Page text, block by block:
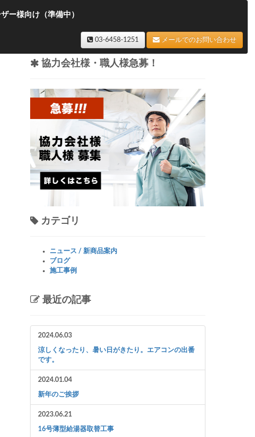
ー様向け（準備中）
03-6458-1251 メールでのお問い合わせ
協力会社様・職人様急募！
カテゴリ
ニュース / 新商品案内
ブログ
施工事例
最近の記事
2024.06.03
涼しくなったり、暑い日がきたり。エアコンの出番
です。
2024.01.04
新年のご挨拶
2023.06.21
16号薄型給湯器取替工事